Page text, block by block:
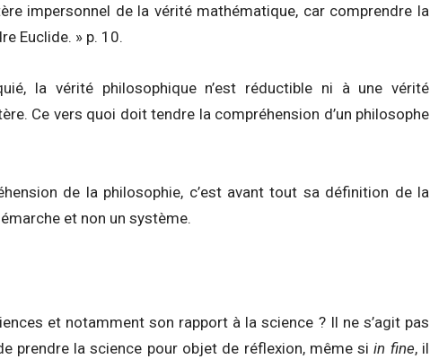
impersonnel de la vérité mathématique, car comprendre la
Euclide. » p. 10.
la vérité philosophique n’est réductible ni à une vérité
Ce vers quoi doit tendre la compréhension d’un philosophe
de la philosophie, c’est avant tout sa définition de la
et non un système.
et notamment son rapport à la science ? Il ne s’agit pas
prendre la science pour objet de réflexion, même siin fine, il